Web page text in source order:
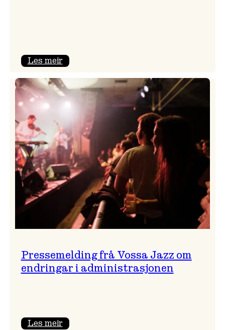
Les meir:
Jazz
søkjer
Pressemelding frå Vossa Jazz om
endringar i administrasjonen
Les meir: